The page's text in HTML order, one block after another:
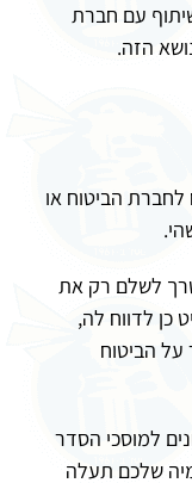
עם חברת
הזה.
לחברת הביטוח או
לשלם רק את
כן לדווח לה,
הביטוח
למוסכי הסדר
שלכם תעלה